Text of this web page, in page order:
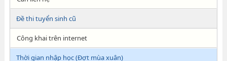
Đề thi tuyển sinh cũ
Công khai trên internet
Thời gian nhập học (Đợt mùa xuân)